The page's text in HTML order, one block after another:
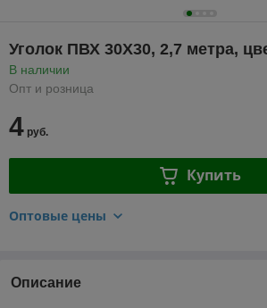
Уголок ПВХ 30Х30, 2,7 метра,
В наличии
Опт и розница
4 руб.
Купить
Оптовые цены
Описание